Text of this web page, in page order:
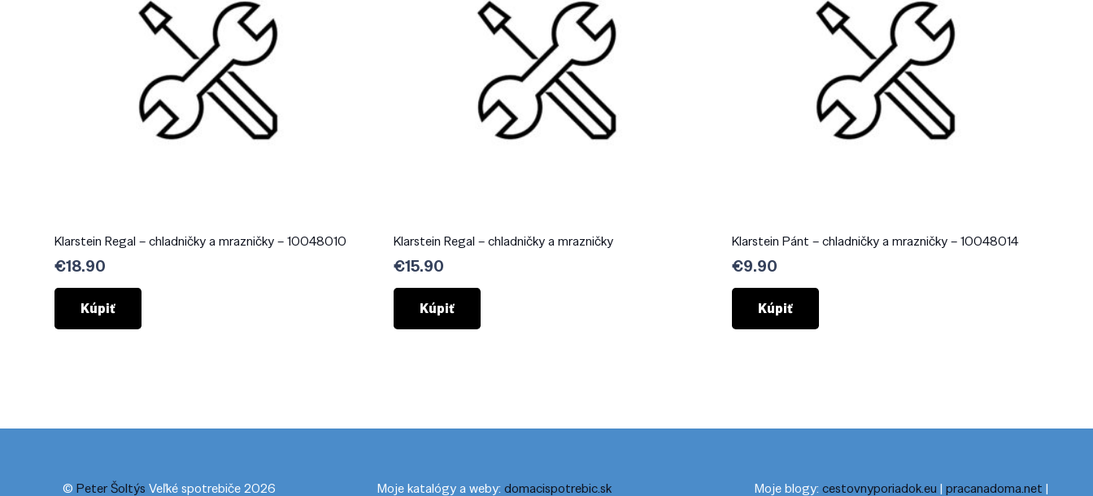
Klarstein Regal – chladničky a mrazničky – 10048010
€18.90
Kúpiť
Klarstein Regal – chladničky a mrazničky
€15.90
Kúpiť
Klarstein Pánt – chladničky a mrazničky – 10048014
€9.90
Kúpiť
© Peter Šoltýs Veľké spotrebiče 2026 Moje katalógy a weby: domacispotrebic.sk Moje blogy: cestovnyporiadok.eu | pracanadoma.net |